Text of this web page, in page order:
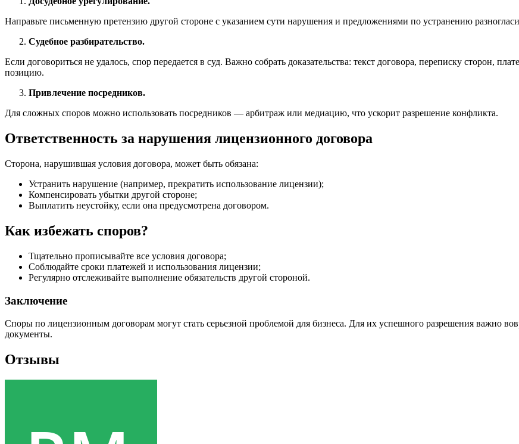
Направьте письменную претензию другой стороне с указанием сути нарушения и предложениями по устранению
Судебное разбирательство.
Если договориться не удалось, спор передается в суд. Важно собрать доказательства: текст договора, переписку сторон,
позицию.
Привлечение посредников.
Для сложных споров можно использовать посредников — арбитраж или медиацию, что ускорит разрешение конфликта.
Ответственность за нарушения лицензионного договора
Сторона, нарушившая условия договора, может быть обязана:
Устранить нарушение (например, прекратить использование лицензии);
Компенсировать убытки другой стороне;
Выплатить неустойку, если она предусмотрена договором.
Как избежать споров?
Тщательно прописывайте все условия договора;
Соблюдайте сроки платежей и использования лицензии;
Регулярно отслеживайте выполнение обязательств другой стороной.
Заключение
Споры по лицензионным договорам могут стать серьезной проблемой для бизнеса. Для их успешного разрешения важно
документы.
Отзывы